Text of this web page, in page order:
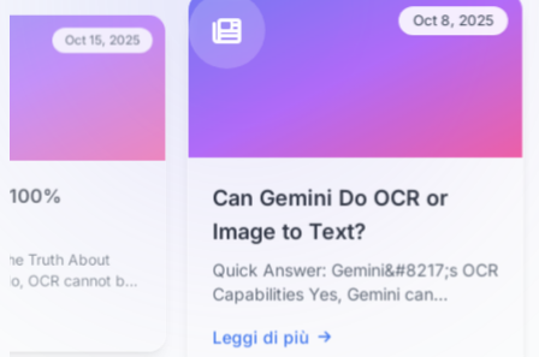
Oct 15, 2025
Truth About
OCR cannot be
Oct 8, 2025
Can Gemini Do OCR or
Image to Text?
Quick Answer: Gemini&#8217;s OCR
Capabilities Yes, Gemini can
multimodal...
Leggi di più